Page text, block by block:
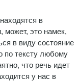
в
это намек,
в виду состояние
по тексту любому
что речь идет
у нас в